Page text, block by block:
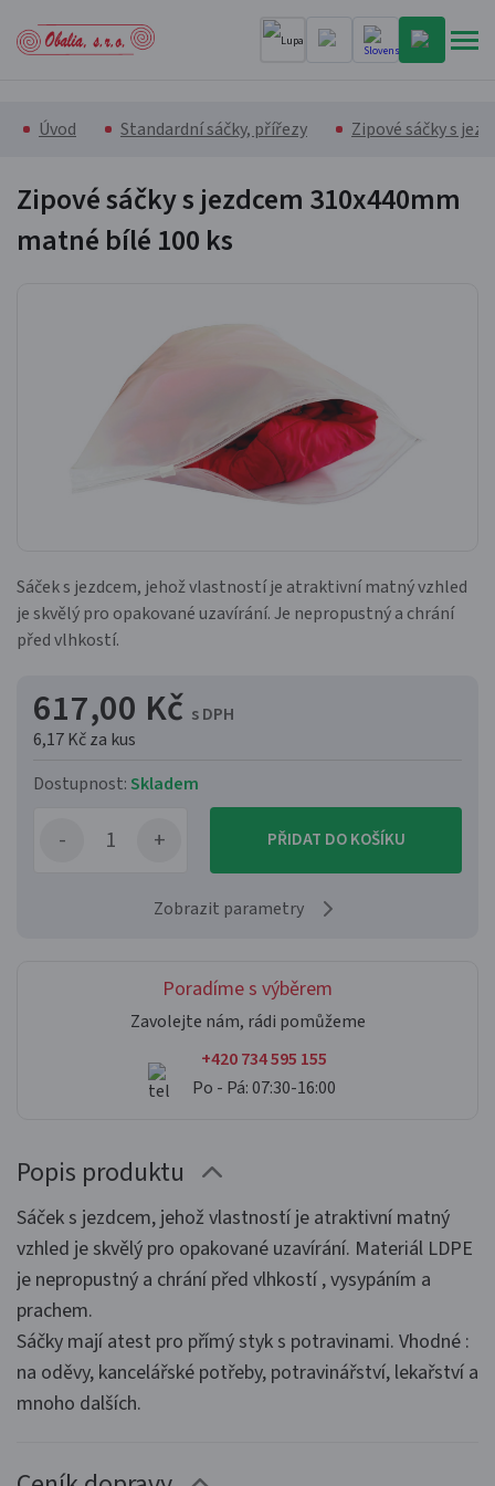
Úvod Standardní sáčky, přířezy Zipové sáčky s
Zipové sáčky s jezdcem 310x440mm
matné bílé 100 ks
Sáček s jezdcem, jehož vlastností je atraktivní matný vzhled
je skvělý pro opakované uzavírání. Je nepropustný a chrání
před vlhkostí.
617,00 Kč s DPH
6,17 Kčza kus
Dostupnost:Skladem
PŘIDAT DO KOŠÍKU
Zobrazit parametry
Poradíme s výběrem
Zavolejte nám, rádi pomůžeme
+420 734 595 155
Po - Pá: 07:30-16:00
Popis produktu
Sáček s jezdcem, jehož vlastností je atraktivní matný
vzhled je skvělý pro opakované uzavírání. Materiál LDPE
je nepropustný a chrání před vlhkostí , vysypáním a
prachem.
Sáčky mají atest pro přímý styk s potravinami. Vhodné :
na oděvy, kancelářské potřeby, potravinářství, lekařství a
mnoho dalších.